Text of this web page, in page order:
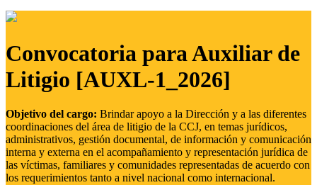
Convocatoria para Auxiliar de
Litigio [AUXL-1_2026]
Objetivo del cargo: Brindar apoyo a la Dirección y a las diferentes
coordinaciones del área de litigio de la CCJ, en temas jurídicos,
administrativos, gestión documental, de información y comunicación
interna y externa en el acompañamiento y representación jurídica de
las víctimas, familiares y comunidades representadas de acuerdo con
los requerimientos tanto a nivel nacional como internacional.